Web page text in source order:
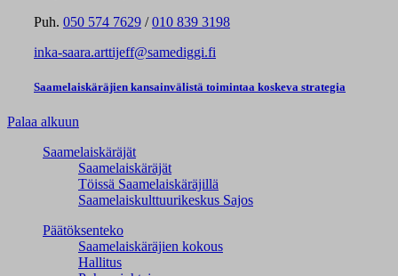
Puh. 050 574 7629 /010 839 3198
inka-saara.arttijeff@samediggi.fi
Saamelaiskäräjien kansainvälistä toimintaa koskeva strategia
Palaa alkuun
Saamelaiskäräjät
Saamelaiskäräjät
Töissä Saamelaiskäräjillä
Saamelaiskulttuuri­keskus Sajos
Päätöksenteko
Saamelaiskäräjien kokous
Hallitus